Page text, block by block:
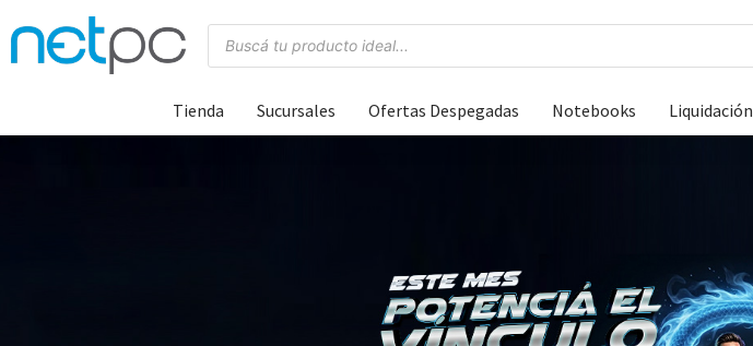
Tienda Sucursales Ofertas Despegadas Notebooks Liquidación